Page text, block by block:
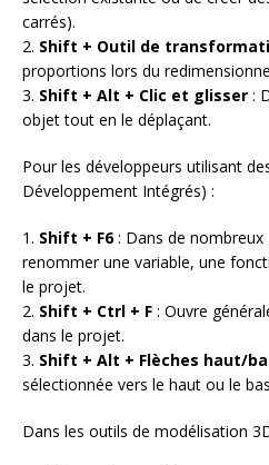
carrés).
2. Shift + Outil de
proportions lors du
3. Shift + Alt + Clic et glisser :
objet tout en le déplaçant.
Pour les développeurs utilisant
Développement Intégrés) :
1. Shift + F6: Dans de nombreux
renommer une variable, une
le projet.
2. Shift + Ctrl + F : Ouvre
dans le projet.
3. Shift + Alt + Flèches haut/
sélectionnée vers le haut ou le
Dans les outils de modélisation